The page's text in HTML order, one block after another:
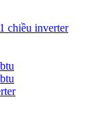
chiều inverter